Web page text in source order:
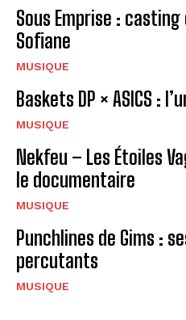
Sous Emprise :
Sofiane
MUSIQUE
Baskets DP × ASICS :
MUSIQUE
Nekfeu – Les Étoiles
le documentaire
MUSIQUE
Punchlines de Gims :
percutants
MUSIQUE